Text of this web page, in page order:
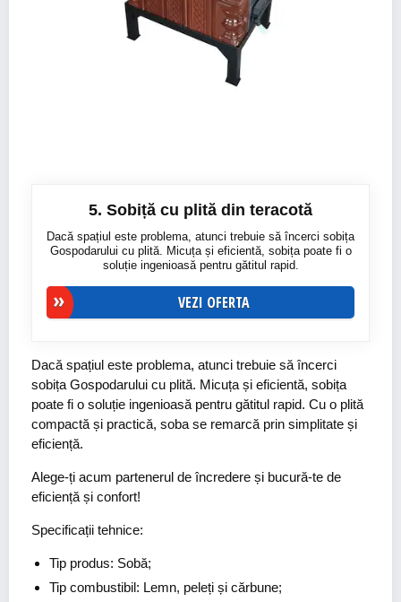
5. Sobiță cu plită din teracotă
Dacă spațiul este problema, atunci trebuie să încerci sobița
Gospodarului cu plită. Micuța și eficientă, sobița poate fi o
soluție ingenioasă pentru gătitul rapid.
VEZI OFERTA
Dacă spațiul este problema, atunci trebuie să încerci
sobița Gospodarului cu plită. Micuța și eficientă, sobița
poate fi o soluție ingenioasă pentru gătitul rapid. Cu o plită
compactă și practică, soba se remarcă prin simplitate și
eficiență.
Alege-ți acum partenerul de încredere și bucură-te de
eficiență și confort!
Specificații tehnice:
Tip produs: Sobă;
Tip combustibil: Lemn, peleți și cărbune;